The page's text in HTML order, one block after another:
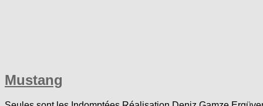
Mustang